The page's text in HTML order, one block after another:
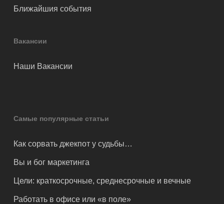
Ближайшия события
Вакансии
Наши Вакансии
Самые популярные статьи
Как сорвать джекпот у судьбы…
Вы и бог маркетинга
Цели: краткосрочные, среднесрочные и вечные
Работать в офисе или «в поле»